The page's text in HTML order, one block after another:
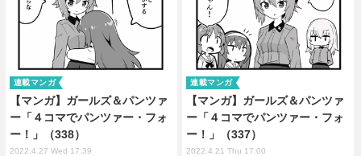
【マンガ】ガールズ＆パンツァ
ー「４コマでパンツァー・フォ
ー！」（338）
連載マンガ
2022.4.27 Wed 17:39
【マンガ】ガールズ＆パンツァ
ー「４コマでパンツァー・フォ
ー！」（337）
連載マンガ
2022.4.21 Thu 17:00